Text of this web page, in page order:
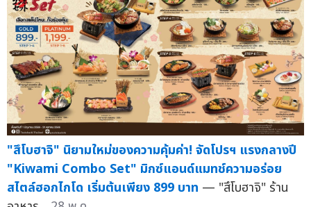
"สึโบฮาจิ" นิยามใหม่ของความคุ้มค่า! จัดโปรฯ แรงกลางปี
"Kiwami Combo Set" มิกซ์แอนด์แมทช์ความอร่อย
สไตล์ฮอกไกโด เริ่มต้นเพียง 899 บาท — "สึโบฮาจิ" ร้าน